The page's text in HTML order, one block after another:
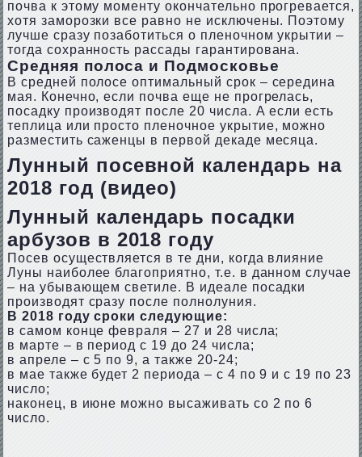
почва к этому моменту окончательно прогревается,
хотя заморозки все равно не исключены. Поэтому
лучше сразу позаботиться о пленочном укрытии –
тогда сохранность рассады гарантирована.
Средняя полоса и Подмосковье
В средней полосе оптимальный срок – середина
мая. Конечно, если почва еще не прогрелась,
посадку производят после 20 числа. А если есть
теплица или просто пленочное укрытие, можно
разместить саженцы в первой декаде месяца.
Лунный посевной календарь на
2018 год (видео)
Лунный календарь посадки
арбузов в 2018 году
Посев осуществляется в те дни, когда влияние
Луны наиболее благоприятно, т.е. в данном случае
– на убывающем светиле. В идеале посадки
производят сразу после полнолуния.
В 2018 году сроки следующие:
в самом конце февраля – 27 и 28 числа;
в марте – в период с 19 до 24 числа;
в апреле – с 5 по 9, а также 20-24;
в мае также будет 2 периода – с 4 по 9 и с 19 по 23
число;
наконец, в июне можно высаживать со 2 по 6
число.